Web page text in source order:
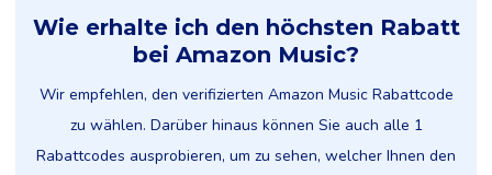
Wie erhalte ich den höchsten Rabatt
bei Amazon Music?
Wir empfehlen, den verifizierten Amazon Music Rabattcode
zu wählen. Darüber hinaus können Sie auch alle 1
Rabattcodes ausprobieren, um zu sehen, welcher Ihnen den